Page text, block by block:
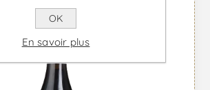
OK
En savoir plus